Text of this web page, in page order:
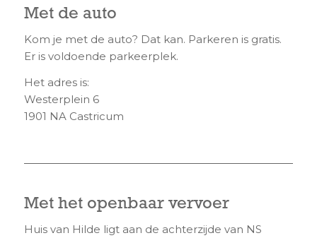
Met de auto
Kom je met de auto? Dat kan. Parkeren is gratis.
Er is voldoende parkeerplek.
Het adres is:
Westerplein 6
1901 NA Castricum
Met het openbaar vervoer
Huis van Hilde ligt aan de achterzijde van NS